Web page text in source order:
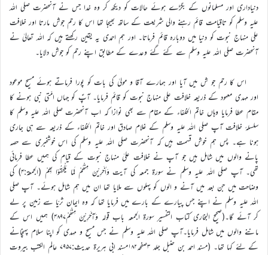
دنیاداری اور مسلمانوں کے بگڑے ہوئے حالات کو دیکھ کر وہ خدا جس نے آنحضرت صلی اللہ
علیہ وسلم کو تاقیامت قائم رہنے والی شریعت کے ساتھ بھیجا تھا اس کا رحم جوش مارتا اور خلافت
علی منہاج نبوت کو دنیا میں دوبارہ قائم فرماتا۔ اور ہم احمدی یہ یقین رکھتے ہیں کہ اللہ تعالیٰ نے
آنحضرت صلی اللہ علیہ وسلم سے کئے گئے وعدے کے مطابق اپنے رحم کو جوش دلایا۔
اس کا رحم جو ش میں آیا اور ہمارے آقا و مولیٰ کی بات کو پورا فرماتے ہوئے مسیح موعود
اور مہدی معہود کے ذریعہ خلافت علی منہاج نبوت کو قائم فرمایا۔ آپؑ کو جہاں امّتی نبی ہونے کا
مقام عطا فرمایا وہاں خاتم الخلفاء کے مقام سے بھی نوازا کہ اب آنحضرت صلی اللہ علیہ وسلم کا
سلسلۂ خلافت آپ صلی اللہ علیہ وسلم کے غلام صادق اور خاتم الخلفاء کے ذریعہ سے ہی جاری
ہونا ہے۔ پس ہم خوش قسمت ہیں کہ آنحضرت صلی اللہ علیہ وسلم کی اس خوشخبری سے حصہ
پانے والوں میں شامل ہیں جو آپ نے خلافت علیٰ منہاج نبوت کے قیام کی ہمیں عطا فرمائی
تھی۔ آپ صلی اللہ علیہ وسلم نے سورۃ جمعہ کی آیت وَاٰخَرِیْنَ مِنْھُمْ لَمَّا یَلْحَقُوْا بِھِمْ (الجمعۃ:۴) کی
وضاحت میں جن بعد میں آنے و الوں کو پہلوں سے ملایا تھا ان میں ہم شامل ہوئے۔ آپ صلی
اللہ علیہ وسلم نے اپنے جس پیارے کے بارے میں فرمایا تھا کہ وہ ایمان ثریّا سے زمین پر لے
کر آئے گا۔(صحیح البخاری کتاب التفسیر سورۃ الجمعہ باب قولہ وَآخَرِیْنَ مِنْھُمْ۴۸۹۷) ہمیں اس کے
ماننے والوں میں شامل فرمایا۔آپ صلی اللہ علیہ وسلم نے جس مسیح و مہدی کو اپنا سلام پہنچانے
کے لئے کہا تھا۔ (مسند احمد بن حنبل جلد ۳صفحہ۱۸۲مسند ابی ہریرۃ حدیث:۷۹۵۷ عالم الکتب بیروت